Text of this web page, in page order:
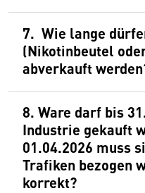
7. Wie lange dürfen Restbestände
(Nikotinbeutel
abverkauft
8. Ware darf bis
Industrie gekauft
01.04.2026 muss
Trafiken bezogen
korrekt?